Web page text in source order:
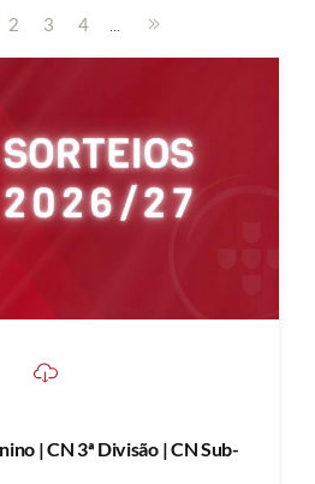
2 3 4 ...
| CN 3ª Divisão | CN Sub-